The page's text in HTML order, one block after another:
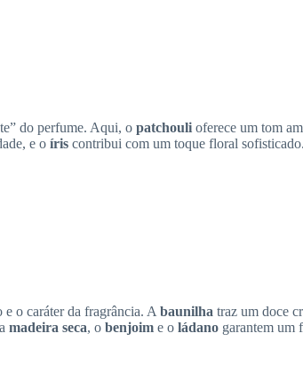
do perfume. Aqui, o patchouli oferece um tom
e o íris contribui com um toque floral sofisticado.
o caráter da fragrância. A baunilha traz um doce
madeira seca, o benjoim e o ládano garantem um